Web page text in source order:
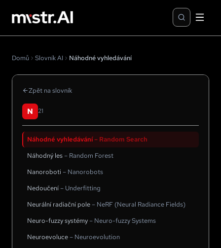
Domů Slovník AI Náhodné vyhledávání
Zpět na slovník
N 21
Náhodné vyhledávání– Random Search
Náhodný les– Random Forest
Nanoroboti – Nanorobots
Nedoučení– Underfitting
Neurální radiační pole– NeRF (Neural Radiance Fields)
Neuro-fuzzy systémy– Neuro-fuzzy Systems
Neuroevoluce– Neuroevolution